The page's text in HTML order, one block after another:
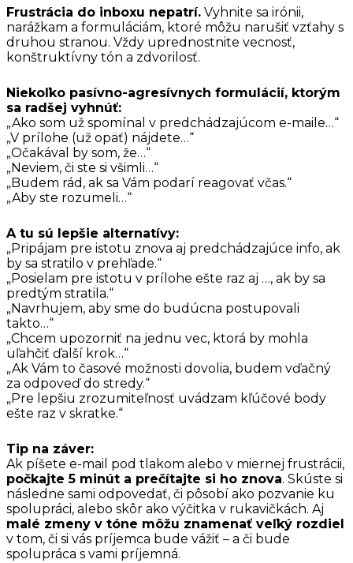
Frustrácia do inboxu nepatrí. Vyhnite sa irónii,
narážkam a formuláciám, ktoré môžu narušiť vzťahy s
druhou stranou. Vždy uprednostnite vecnosť,
konštruktívny tón a zdvorilosť.
Niekoľko pasívno-agresívnych formulácií, ktorým
sa radšej vyhnúť:
„Ako som už spomínal v predchádzajúcom e-maile…“
„V prílohe (už opäť) nájdete…“
„Očakával by som, že…“
„Neviem, či ste si všimli…“
„Budem rád, ak sa Vám podarí reagovať včas.“
„Aby ste rozumeli…“
A tu sú lepšie alternatívy:
„Pripájam pre istotu znova aj predchádzajúce info, ak
by sa stratilo v prehľade.“
„Posielam pre istotu v prílohe ešte raz aj …, ak by sa
predtým stratila.“
„Navrhujem, aby sme do budúcna postupovali
takto…“
„Chcem upozorniť na jednu vec, ktorá by mohla
uľahčiť ďalší krok…“
„Ak Vám to časové možnosti dovolia, budem vďačný
za odpoveď do stredy.“
„Pre lepšiu zrozumiteľnosť uvádzam kľúčové body
ešte raz v skratke.“
Tip na záver:
Ak píšete e-mail pod tlakom alebo v miernej frustrácii,
počkajte 5 minút a prečítajte si ho znova. Skúste si
následne sami odpovedať, či pôsobí ako pozvanie ku
spolupráci, alebo skôr ako výčitka v rukavičkách. Aj
malé zmeny v tóne môžu znamenať veľký rozdiel
v tom, či si vás príjemca bude vážiť – a či bude
spolupráca s vami príjemná.